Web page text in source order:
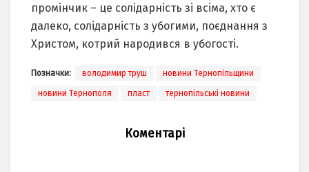
промінчик – це солідарність зі всіма, хто є
далеко, солідарність з убогими, поєднання з
Христом, котрий народився в убогості.
Позначки: володимир труш новини Тернопільщини
новини Тернополя пласт тернопільські новини
Коментарі